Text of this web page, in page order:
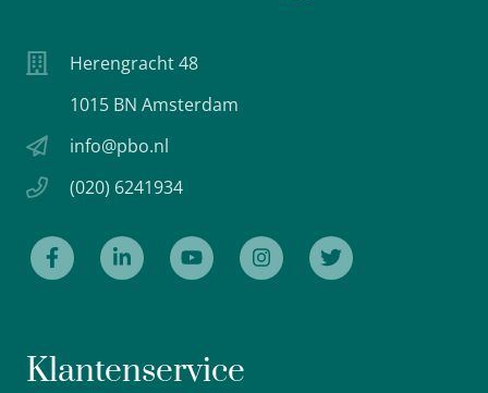
Herengracht 48
1015 BN Amsterdam
info@pbo.nl
(020) 6241934
Klantenservice